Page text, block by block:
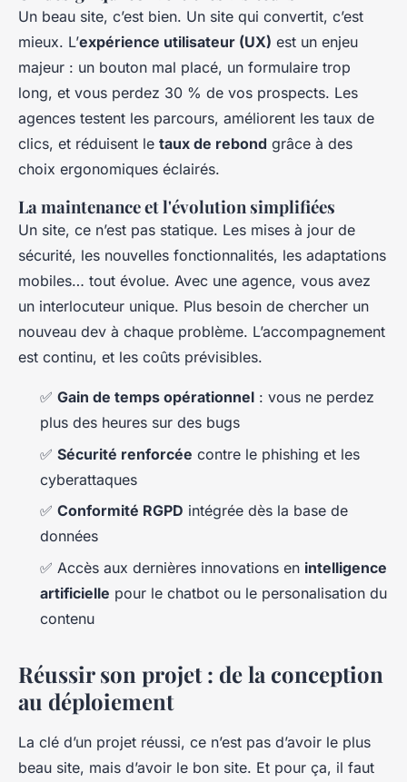
Un beau site, c’est bien. Un site qui convertit, c’est
mieux. L’expérience utilisateur (UX) est un enjeu
majeur : un bouton mal placé, un formulaire trop
long, et vous perdez 30 % de vos prospects. Les
agences testent les parcours, améliorent les taux de
clics, et réduisent le taux de rebond grâce à des
choix ergonomiques éclairés.
La maintenance et l'évolution simplifiées
Un site, ce n’est pas statique. Les mises à jour de
sécurité, les nouvelles fonctionnalités, les adaptations
mobiles… tout évolue. Avec une agence, vous avez
un interlocuteur unique. Plus besoin de chercher un
nouveau dev à chaque problème. L’accompagnement
est continu, et les coûts prévisibles.
✅ Gain de temps opérationnel : vous ne perdez
plus des heures sur des bugs
✅ Sécurité renforcée contre le phishing et les
cyberattaques
✅ Conformité RGPD intégrée dès la base de
données
✅ Accès aux dernières innovations en intelligence
artificielle pour le chatbot ou le personalisation du
contenu
Réussir son projet : de la conception
au déploiement
La clé d’un projet réussi, ce n’est pas d’avoir le plus
beau site, mais d’avoir le bon site. Et pour ça, il faut